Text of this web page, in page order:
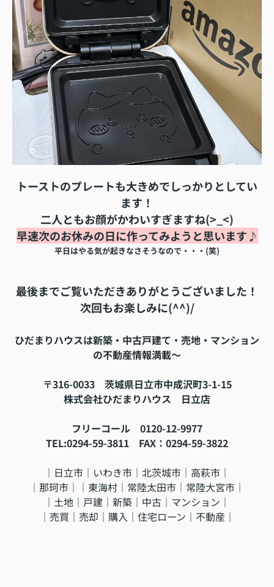
トーストのプレートも大きめでしっかりとしてい
ます！
二人ともお顔がかわいすぎますね(>_<)
早速次のお休みの日に作ってみようと思います♪
平日はやる気が起きなさそうなので・・・(笑)
最後までご覧いただきありがとうございました！
次回もお楽しみに(^^)/
ひだまりハウスは新築・中古戸建て・売地・マンション
の不動産情報満載～
〒316-0033 茨城県日立市中成沢町3-1-15
株式会社ひだまりハウス 日立店
フリーコール 0120-12-9977
TEL:0294-59-3811 FAX：0294-59-3822
｜日立市｜いわき市｜北茨城市｜高萩市｜
｜那珂市｜｜東海村｜常陸太田市｜常陸大宮市｜
｜土地｜戸建｜新築｜中古｜マンション｜
｜売買｜売却｜購入｜住宅ローン｜不動産｜